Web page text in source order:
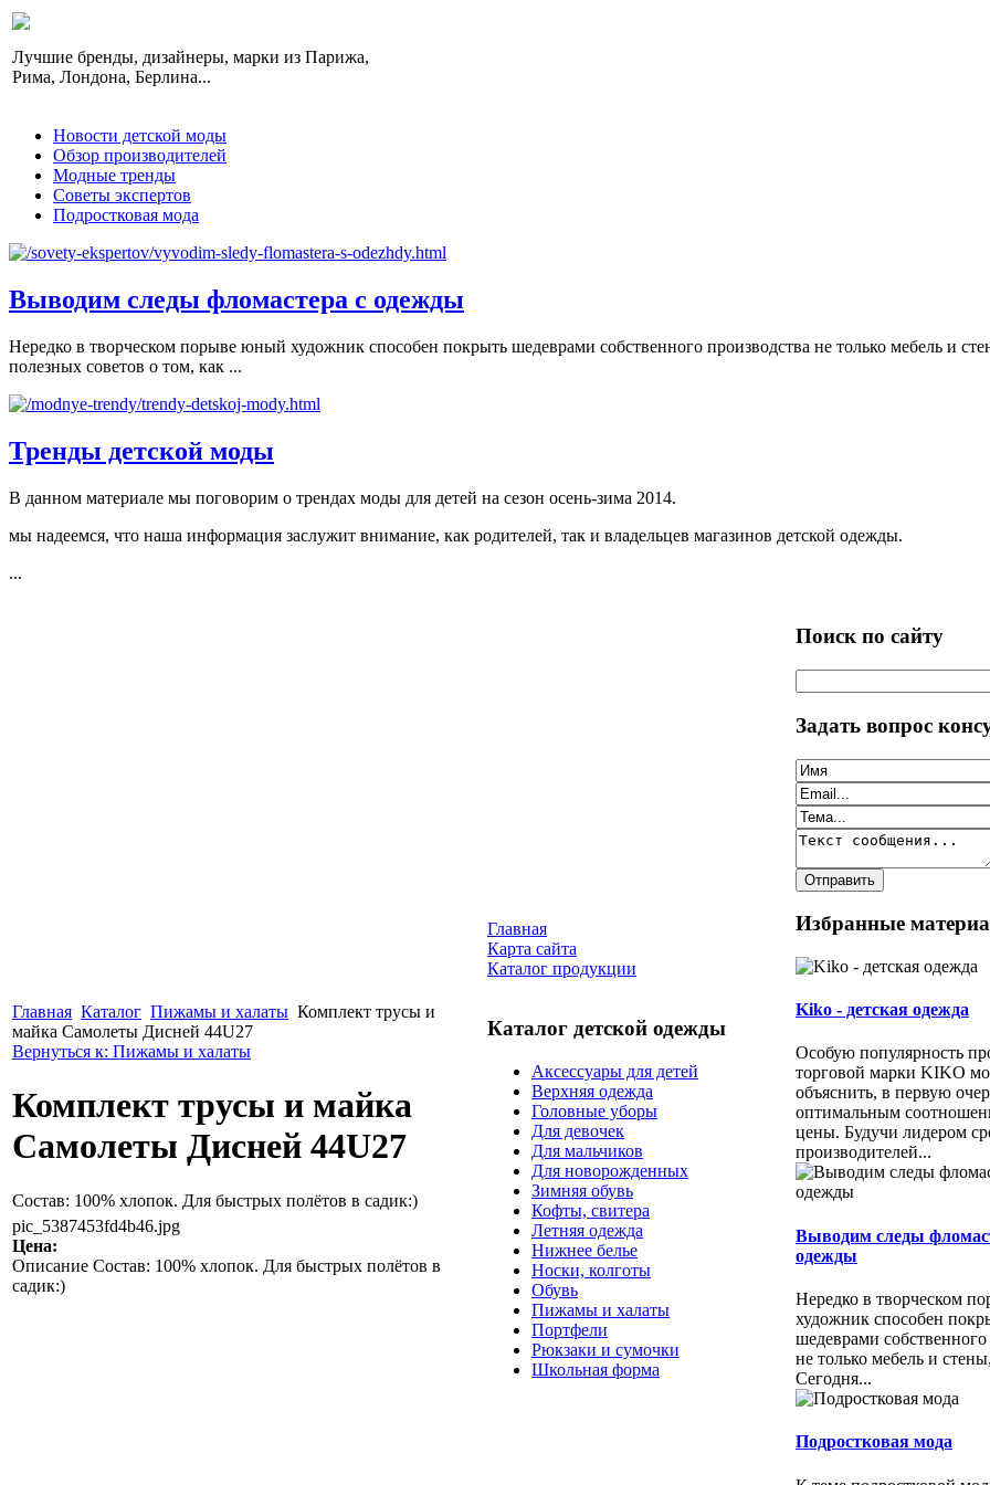
Лучшие бренды, дизайнеры, марки из Парижа,
Рима, Лондона, Берлина...
Новости детской моды
Обзор производителей
Модные тренды
Советы экспертов
Подростковая мода
Выводим следы фломастера с одежды
Нередко в творческом порыве юный художник способен покрыть шедеврами собственного производства не только мебель и
полезных советов о том, как ...
Тренды детской моды
В данном материале мы поговорим о трендах моды для детей на сезон осень-зима 2014.
мы надеемся, что наша информация заслужит внимание, как родителей, так и владельцев магазинов детской одежды.
...
Главная Каталог Пижамы и халаты Комплект трусы и
майка Самолеты Дисней 44U27
Вернуться к: Пижамы и халаты
Комплект трусы и майка
Самолеты Дисней 44U27
Состав: 100% хлопок. Для быстрых полётов в садик:)
pic_5387453fd4b46.jpg
Цена:
Описание Состав: 100% хлопок. Для быстрых полётов в
садик:)
Главная
Карта сайта
Каталог продукции
Каталог детской одежды
Аксессуары для детей
Верхняя одежда
Головные уборы
Для девочек
Для мальчиков
Для новорожденных
Зимняя обувь
Кофты, свитера
Летняя одежда
Нижнее белье
Носки, колготы
Обувь
Пижамы и халаты
Портфели
Рюкзаки и сумочки
Школьная форма
Поиск по сайту
Задать вопрос
Избранные
Kiko - детская одежда
Особую популярность
торговой марки KIKO
объяснить, в первую
оптимальным
цены. Будучи лидером
производителей...
Выводим следы
одежды
Нередко в творческом
художник способен
шедеврами собственного
не только мебель и
Сегодня...
Подростковая мода